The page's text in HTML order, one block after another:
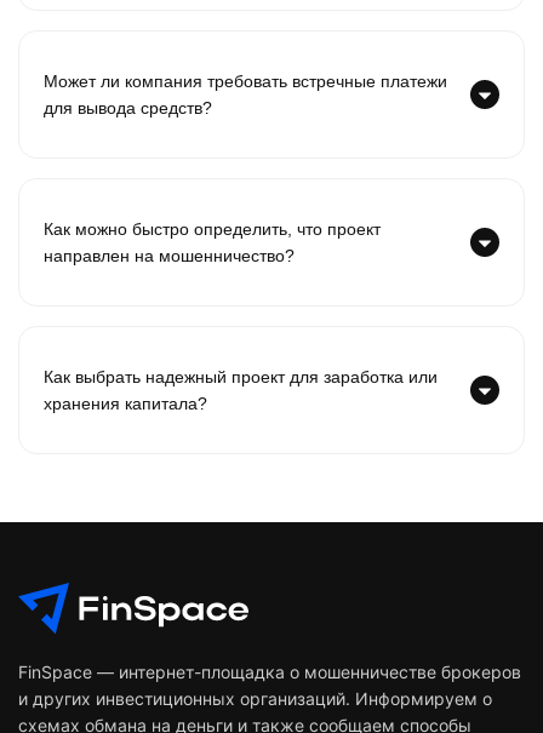
Может ли компания требовать встречные платежи
для вывода средств?
Как можно быстро определить, что проект
направлен на мошенничество?
Как выбрать надежный проект для заработка или
хранения капитала?
FinSpace — интернет-площадка о мошенничестве брокеров
и других инвестиционных организаций. Информируем о
схемах обмана на деньги и также сообщаем способы